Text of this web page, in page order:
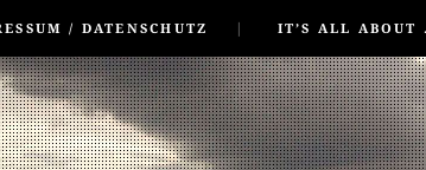
/ DATENSCHUTZ IT’S ALL ABOUT